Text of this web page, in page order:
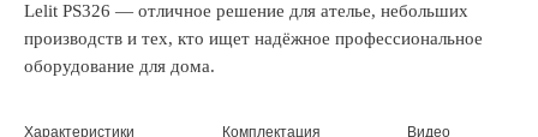
Lelit PS326 — отличное решение для ателье, небольших
производств и тех, кто ищет надёжное профессиональное
оборудование для дома.
Характеристики Комплектация Видео